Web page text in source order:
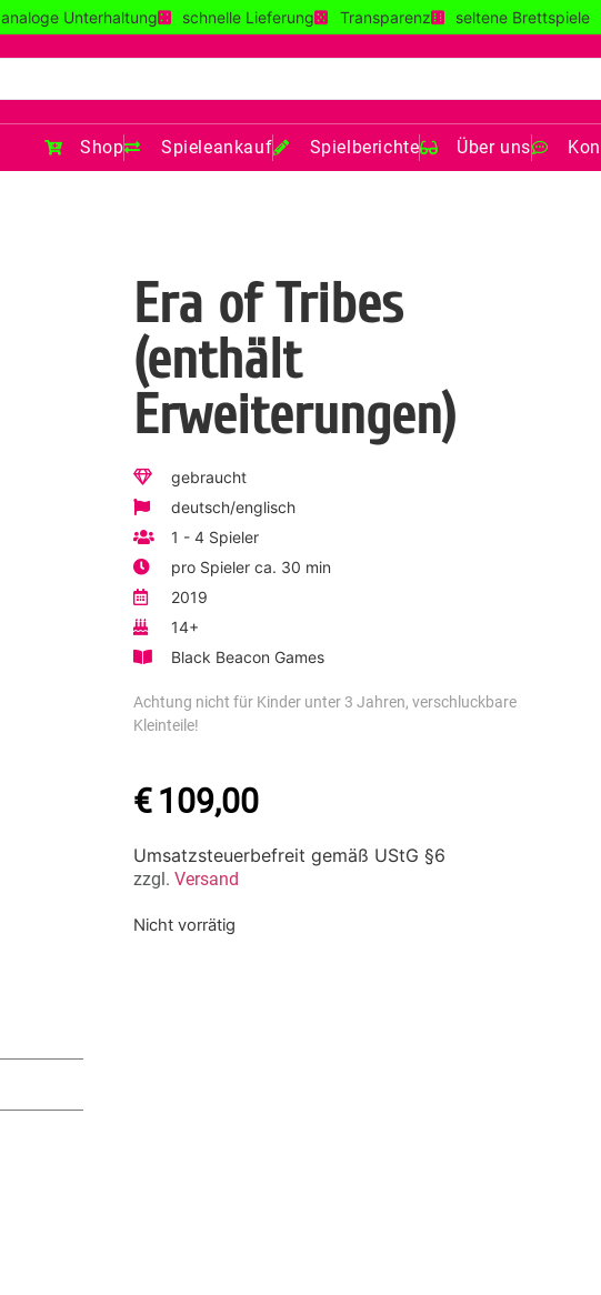
analoge Unterhaltung schnelle Lieferung Transparenz seltene Brettspiele
Shop Spieleankauf Spielberichte Über uns
Era of Tribes
(enthält
Erweiterungen)
gebraucht
deutsch/englisch
1 - 4 Spieler
pro Spieler ca. 30 min
2019
14+
Black Beacon Games
Achtung nicht für Kinder unter 3 Jahren, verschluckbare
Kleinteile!
€ 109,00
Umsatzsteuerbefreit gemäß UStG §6
zzgl. Versand
Nicht vorrätig